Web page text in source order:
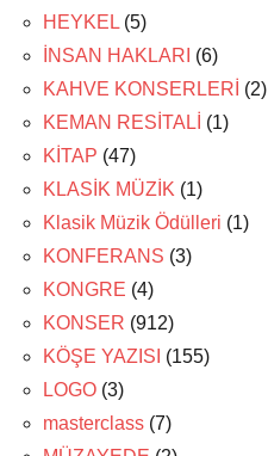
HEYKEL (5)
İNSAN HAKLARI (6)
KAHVE KONSERLERİ (2)
KEMAN RESİTALİ (1)
KİTAP (47)
KLASİK MÜZİK (1)
Klasik Müzik Ödülleri (1)
KONFERANS (3)
KONGRE (4)
KONSER (912)
KÖŞE YAZISI (155)
LOGO (3)
masterclass (7)